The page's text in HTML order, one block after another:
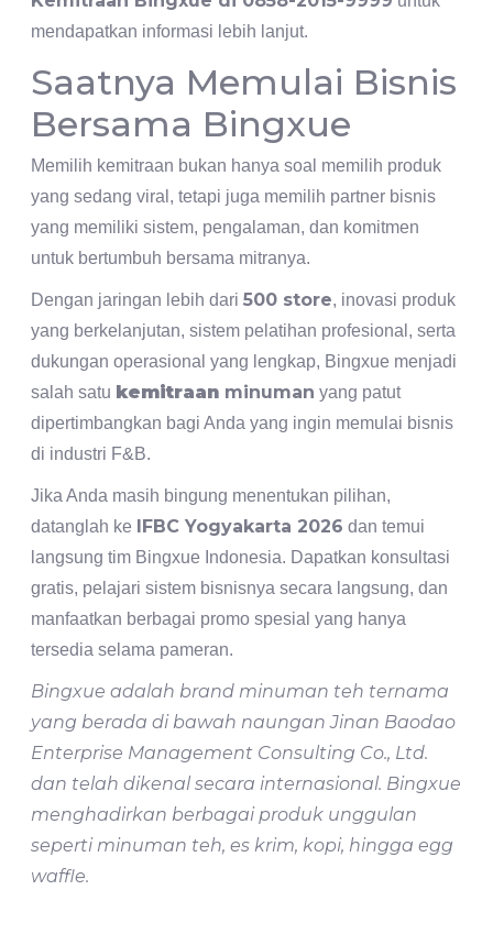
mendapatkan informasi lebih lanjut.
Saatnya Memulai Bisnis
Bersama Bingxue
Memilih kemitraan bukan hanya soal memilih produk
yang sedang viral, tetapi juga memilih partner bisnis
yang memiliki sistem, pengalaman, dan komitmen
untuk bertumbuh bersama mitranya.
Dengan jaringan lebih dari 500 store, inovasi produk
yang berkelanjutan, sistem pelatihan profesional, serta
dukungan operasional yang lengkap, Bingxue menjadi
salah satu kemitraan minuman yang patut
dipertimbangkan bagi Anda yang ingin memulai bisnis
di industri F&B.
Jika Anda masih bingung menentukan pilihan,
datanglah ke IFBC Yogyakarta 2026 dan temui
langsung tim Bingxue Indonesia. Dapatkan konsultasi
gratis, pelajari sistem bisnisnya secara langsung, dan
manfaatkan berbagai promo spesial yang hanya
tersedia selama pameran.
Bingxue adalah brand minuman teh ternama
yang berada di bawah naungan Jinan Baodao
Enterprise Management Consulting Co., Ltd.
dan telah dikenal secara internasional. Bingxue
menghadirkan berbagai produk unggulan
seperti minuman teh, es krim, kopi, hingga egg
waffle.